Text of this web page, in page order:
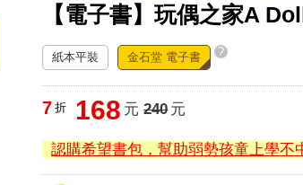
【電子書】玩偶之家A
紙本平裝 金石堂 電子書 ?
7 折 168 元 240元
認購希望書包，幫助弱勢孩童上學不